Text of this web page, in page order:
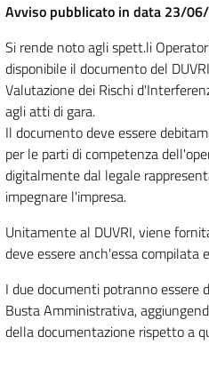
Avviso pubblicato in data 23/
Si rende noto agli spett.li
disponibile il documento del
Valutazione dei Rischi
agli atti di gara.
Il documento deve essere
per le parti di competenza
digitalmente dal legale
impegnare l'impresa.
Unitamente al DUVRI, viene
deve essere anch'essa compilata
I due documenti potranno
Busta Amministrativa,
della documentazione rispetto a